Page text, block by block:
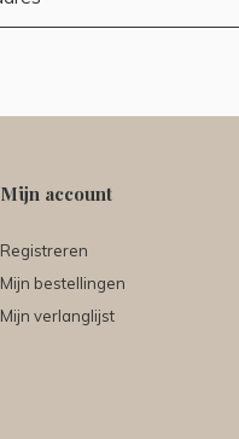
Mijn account
Registreren
Mijn bestellingen
Mijn verlanglijst